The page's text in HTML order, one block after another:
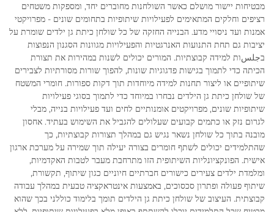
מבטיחות יישור מושלם כאשר השולחנות מחוברים יחד, ומספקות משטחים
רציפים וחלקים המתאימים לפעילויות שיתופיות בתחומים שונים - מפרויקטי
אמנות ועד ניסויי מדע. הבנייה החזקה של כל שולחן כיתת גן ילדים שומרת על
יציבות גם תחת התנועות האנרגטיות והפעילויות מגוונות הסגנון הנפוצות
בجلسות למידה קבוצתיות. המורים יכולים לשנות במהירות את תצורת
הכיתה כדי לתמוך בגישות פדגוגיות שונות, להפוך שורות מסורתיות לצבירים
שיתופיים או ליצור תחנות למידה מיוחדות תוך דקות ספורות. חומרי המשטח
של שולחן כיתת גן הילדים נבחרו במיוחד כדי לתמוך בסוגי פעילויות
שיתופיות שונים, מפרויקטים אומנותיים לחים ועד פעילויות בנייה, מבלי
לגרום נזק או כתמים קבועים שעלולים להגביל את השימוש בעתיד. אחסון
מובנה בתוך כל שולחן נשאר נגיש גם במהלך תצורות קבוצתיות, כך
שהתלמידים יכולים לשתף חומרים בצורה יעילה תוך שמירה על מערכת ארגון
אישית. הפונקציונליות השיתופית הזו מתרחבת מעבר לטבות האקדמיות,
ומלמדת ילדים צעירים כישורים חברתיים חיוניים כגון שיתוף, תקשורת,
שיתוף פעולה ופתרון סכסוכים, באמצעות אינטראקציה טבעית במהלך עבודה
קבוצתית. העיצוב של שולחן כיתת גן הילדים תומך בלימוד כוללני בכך שהוא